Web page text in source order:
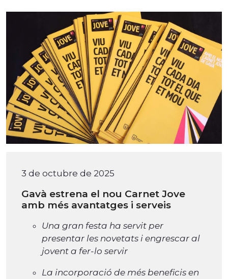
3 de octubre de 2025
Gavà estrena el nou Carnet Jove
amb més avantatges i serveis
Una gran festa ha servit per
presentar les novetats i engrescar al
jovent a fer-lo servir
La incorporació de més beneficis en